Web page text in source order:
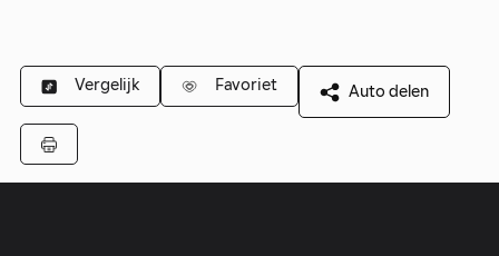
Vergelijk Favoriet Auto delen